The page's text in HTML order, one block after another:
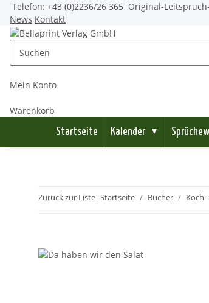
Telefon: +43 (0)2236/26 365 Original-
News Kontakt
Mein Konto
Warenkorb
Startseite
Kalender ▼
Zurück zur Liste Startseite Bücher